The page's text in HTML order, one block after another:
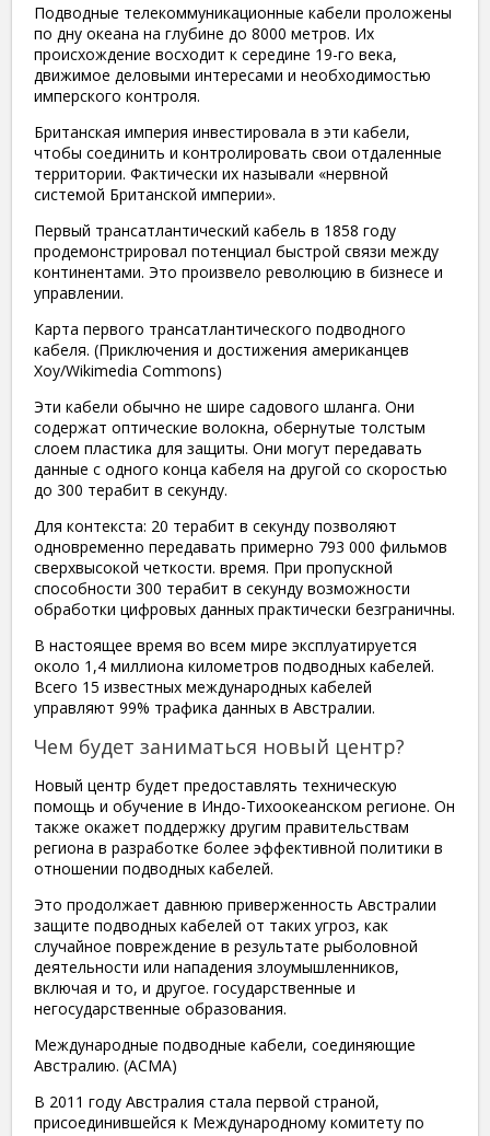
Подводные телекоммуникационные кабели проложены
по дну океана на глубине до 8000 метров. Их
происхождение восходит к середине 19-го века,
движимое деловыми интересами и необходимостью
имперского контроля.
Британская империя инвестировала в эти кабели,
чтобы соединить и контролировать свои отдаленные
территории. Фактически их называли «нервной
системой Британской империи».
Первый трансатлантический кабель в 1858 году
продемонстрировал потенциал быстрой связи между
континентами. Это произвело революцию в бизнесе и
управлении.
Карта первого трансатлантического подводного
кабеля. (Приключения и достижения американцев
Хоу/Wikimedia Commons)
Эти кабели обычно не шире садового шланга. Они
содержат оптические волокна, обернутые толстым
слоем пластика для защиты. Они могут передавать
данные с одного конца кабеля на другой со скоростью
до 300 терабит в секунду.
Для контекста: 20 терабит в секунду позволяют
одновременно передавать примерно 793 000 фильмов
сверхвысокой четкости. время. При пропускной
способности 300 терабит в секунду возможности
обработки цифровых данных практически безграничны.
В настоящее время во всем мире эксплуатируется
около 1,4 миллиона километров подводных кабелей.
Всего 15 известных международных кабелей
управляют 99% трафика данных в Австралии.
Чем будет заниматься новый центр?
Новый центр будет предоставлять техническую
помощь и обучение в Индо-Тихоокеанском регионе. Он
также окажет поддержку другим правительствам
региона в разработке более эффективной политики в
отношении подводных кабелей.
Это продолжает давнюю приверженность Австралии
защите подводных кабелей от таких угроз, как
случайное повреждение в результате рыболовной
деятельности или нападения злоумышленников,
включая и то, и другое. государственные и
негосударственные образования.
Международные подводные кабели, соединяющие
Австралию. (ACMA)
В 2011 году Австралия стала первой страной,
присоединившейся к Международному комитету по